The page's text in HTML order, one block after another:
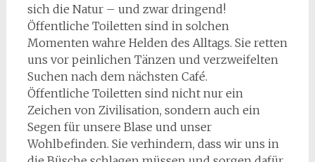
sich die Natur – und zwar dringend!
Öffentliche Toiletten sind in solchen
Momenten wahre Helden des Alltags. Sie retten
uns vor peinlichen Tänzen und verzweifelten
Suchen nach dem nächsten Café.
Öffentliche Toiletten sind nicht nur ein
Zeichen von Zivilisation, sondern auch ein
Segen für unsere Blase und unser
Wohlbefinden. Sie verhindern, dass wir uns in